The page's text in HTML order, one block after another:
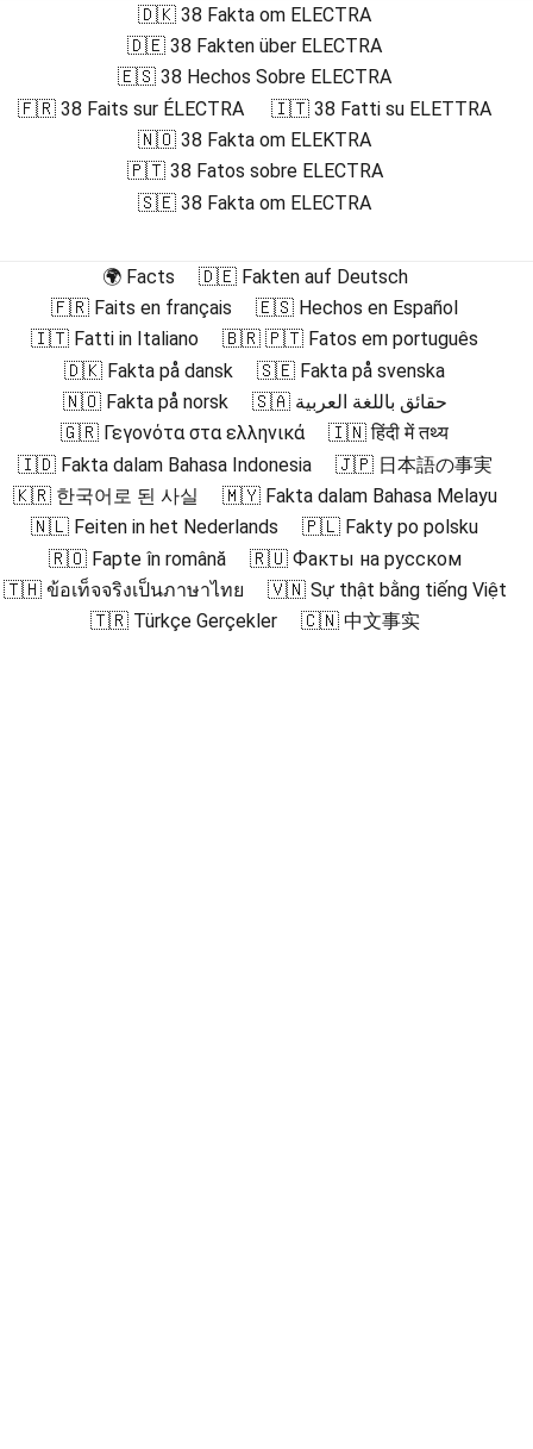
🇩🇰 38 Fakta om ELECTRA
🇩🇪 38 Fakten über ELECTRA
🇪🇸 38 Hechos Sobre ELECTRA
🇫🇷 38 Faits sur ÉLECTRA
🇮🇹 38 Fatti su ELETTRA
🇳🇴 38 Fakta om ELEKTRA
🇵🇹 38 Fatos sobre ELECTRA
🇸🇪 38 Fakta om ELECTRA
🌍 Facts
🇩🇪 Fakten auf Deutsch
🇫🇷 Faits en français
🇪🇸 Hechos en Español
🇮🇹 Fatti in Italiano
🇧🇷 🇵🇹 Fatos em português
🇩🇰 Fakta på dansk
🇸🇪 Fakta på svenska
🇳🇴 Fakta på norsk
🇸🇦 حقائق باللغة العربية
🇬🇷 Γεγονότα στα ελληνικά
🇮🇳 हिंदी में तथ्य
🇮🇩 Fakta dalam Bahasa Indonesia
🇯🇵 日本語の事実
🇰🇷 한국어로 된 사실
🇲🇾 Fakta dalam Bahasa Melayu
🇳🇱 Feiten in het Nederlands
🇵🇱 Fakty po polsku
🇷🇴 Fapte în română
🇷🇺 Факты на русском
🇹🇭 ข้อเท็จจริงเป็นภาษาไทย
🇻🇳 Sự thật bằng tiếng Việt
🇹🇷 Türkçe Gerçekler
🇨🇳 中文事实